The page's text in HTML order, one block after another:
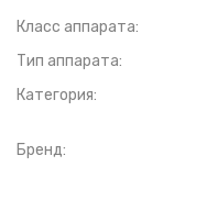
использованию
также новых
применения
оптимизированного
Класс аппарата:
Тип аппарата:
Категория:
Бренд: